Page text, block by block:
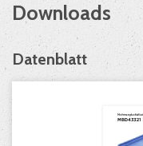
Downloads
Datenblatt